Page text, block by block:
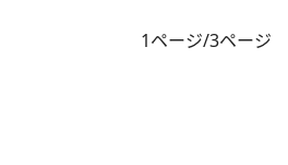
1ページ/3ページ